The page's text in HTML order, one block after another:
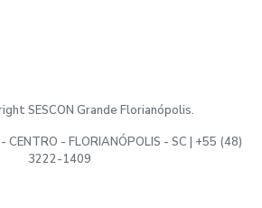
SESCON Grande Florianópolis.
CENTRO - FLORIANÓPOLIS - SC | +55 (48)
3222-1409